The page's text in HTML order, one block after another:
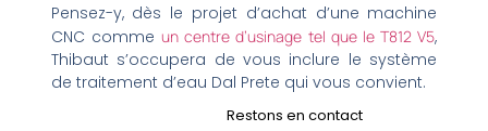
Pensez-y, dès le projet d’achat d’une machine
CNC comme un centre d’usinage tel que le T812 V5,
Thibaut s’occupera de vous inclure le système
de traitement d’eau Dal Prete qui vous convient.
Restons en contact